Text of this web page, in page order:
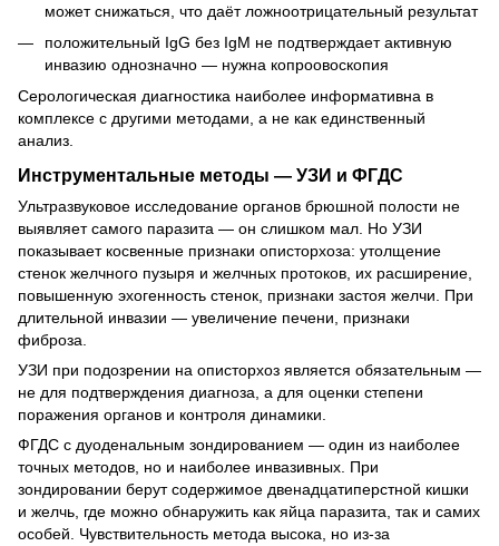
может снижаться, что даёт ложноотрицательный результат
положительный IgG без IgM не подтверждает активную
инвазию однозначно — нужна копроовоскопия
Серологическая диагностика наиболее информативна в
комплексе с другими методами, а не как единственный
анализ.
Инструментальные методы — УЗИ и ФГДС
Ультразвуковое исследование органов брюшной полости не
выявляет самого паразита — он слишком мал. Но УЗИ
показывает косвенные признаки описторхоза: утолщение
стенок желчного пузыря и желчных протоков, их расширение,
повышенную эхогенность стенок, признаки застоя желчи. При
длительной инвазии — увеличение печени, признаки
фиброза.
УЗИ при подозрении на описторхоз является обязательным —
не для подтверждения диагноза, а для оценки степени
поражения органов и контроля динамики.
ФГДС с дуоденальным зондированием — один из наиболее
точных методов, но и наиболее инвазивных. При
зондировании берут содержимое двенадцатиперстной кишки
и желчь, где можно обнаружить как яйца паразита, так и самих
особей. Чувствительность метода высока, но из-за